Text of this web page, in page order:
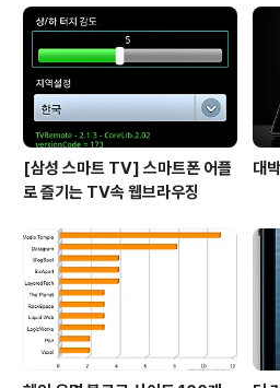
날씨 정보가 도착해 있습니다. Naver Line 앱
날씨 친구에 설정을 해 놓으면 매일 아침 정해진
씨 정보를 알려 주는데 꽤 유용하더군요. 날씨가
만 스키장에서 재미있게 ..
[삼성 스마트 TV] 스마트폰 어플
로 즐기는 TV속 웹브라우징
대